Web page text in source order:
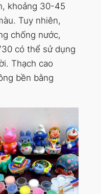
khoảng 30-45
Tuy nhiên,
chống nước,
có thể sử dụng
Thạch cao
bền bằng